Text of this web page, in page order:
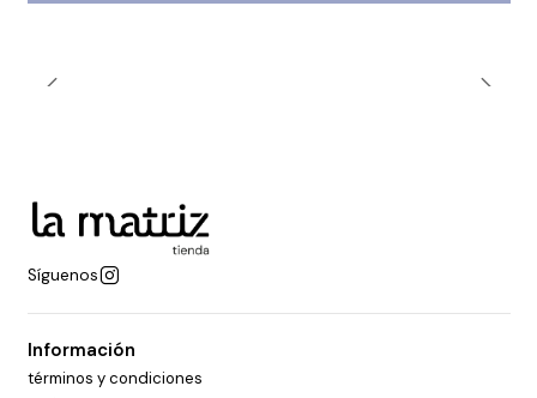
Síguenos
Información
términos y condiciones